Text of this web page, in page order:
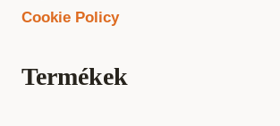
Cookie Policy
Termékek